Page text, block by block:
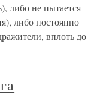
либо не пытается
либо постоянно
вплоть до